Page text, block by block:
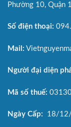
Phường 10, Quận
Số điện thoại:
Mail:
Người đại diện
Mã số thuế:
Ngày Cấp: 18/